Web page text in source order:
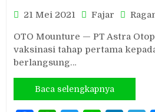
21 Mei 2021 Fajar
OTO Mounture — PT Astra
vaksinasi tahap pertama
berlangsung…
Baca selengkapnya